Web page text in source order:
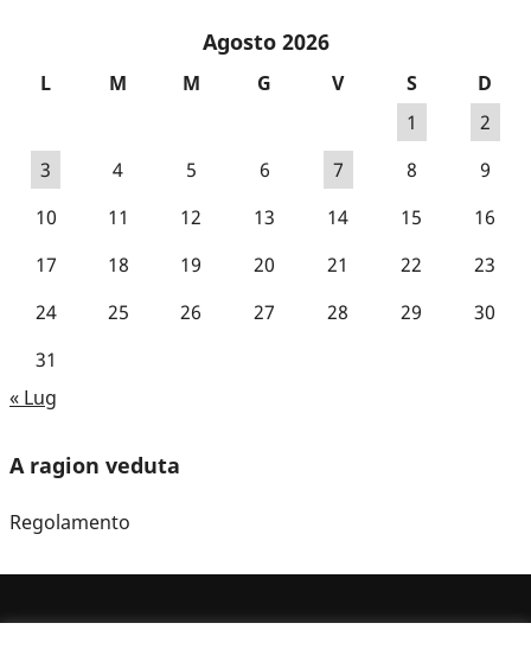
Agosto 2026
L M M G V S
D
1
2
3
4 5 6 7 8
9
10
11 12 13 14 15
16
17
18 19 20 21 22
23
24
25 26 27 28 29
30
31
« Lug
A ragion veduta
Regolamento